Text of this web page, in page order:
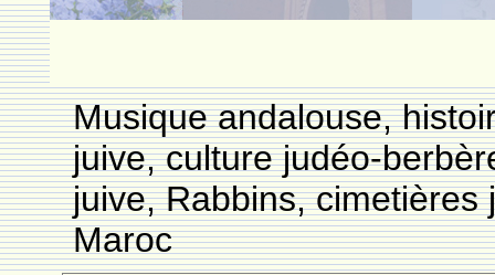
Musique andalouse,
juive, culture judéo-
juive, Rabbins,
Maroc